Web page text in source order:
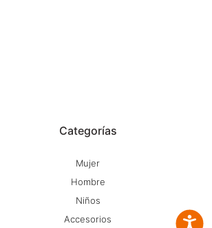
Categorías
Mujer
Hombre
Niños
Accesorios